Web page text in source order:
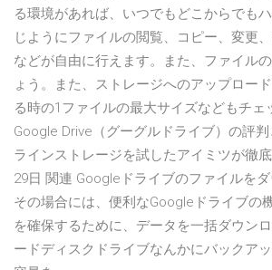
る環境があれば、いつでもどこからでも
じようにファイルの閲覧、コピー、変更
などが自由に行えます。また、ファイル
ょう。また、ストレージへのアップロー
る時の1ファイルの最大サイズなどもチェ
Google Drive（グーグルドライブ）の評
ラインストレージを試したアイミツが徹
29日 関連 Googleドライブのファイルを
その場合には、便利なGoogleドライブの
を確保するために、データを一括ダウン
ードディスクドライブなんかにバックア